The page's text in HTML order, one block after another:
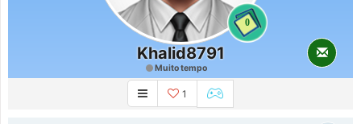
0
Khalid8791
Muito tempo
1